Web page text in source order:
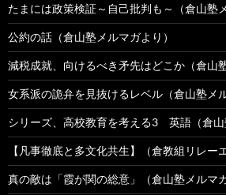
たまには政策検証～自己批判も～（倉山塾
公約の話（倉山塾メルマガより）
減税成就、向けるべき矛先はどこか（倉山
女系派の詭弁を見抜けるレベル（倉山塾メ
シリーズ、高校教育を考える3 英語（倉山
【凡事徹底と多文化共生】（倉教組リレー
真の敵は「霞が関の総意」（倉山塾メルマ